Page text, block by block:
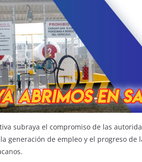
subraya el compromiso de las
generación de empleo y el progreso